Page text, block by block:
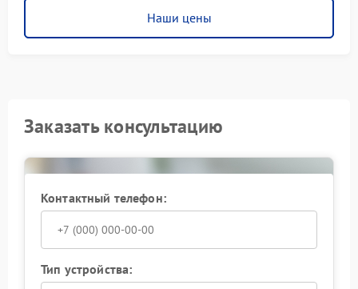
Наши цены
Заказать консультацию
Контактный телефон:
Тип устройства: